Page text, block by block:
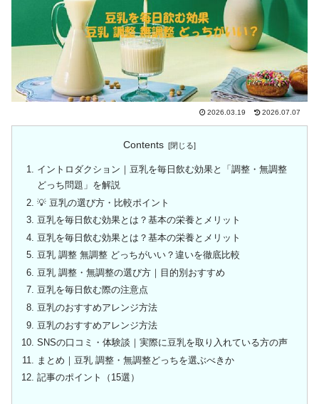
2026.03.19 2026.07.07
Contents
イントロダクション｜豆乳を毎日飲む効果と「調整・無調整
どっち問題」を解説
💡 豆乳の選び方・比較ポイント
豆乳を毎日飲む効果とは？基本の栄養とメリット
豆乳を毎日飲む効果とは？基本の栄養とメリット
豆乳 調整 無調整 どっちがいい？違いを徹底比較
豆乳 調整・無調整の選び方｜目的別おすすめ
豆乳を毎日飲む際の注意点
豆乳のおすすめアレンジ方法
豆乳のおすすめアレンジ方法
SNSの口コミ・体験談｜実際に豆乳を取り入れている方の声
まとめ｜豆乳 調整・無調整どっちを選ぶべきか
記事のポイント（15選）